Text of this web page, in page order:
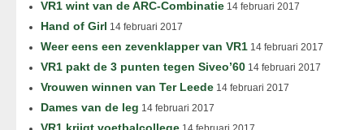
VR1 wint van de ARC-Combinatie 14 februari 2017
Hand of Girl 14 februari 2017
Weer eens een zevenklapper van VR1 14 februari 2017
VR1 pakt de 3 punten tegen Siveo’60 14 februari 2017
Vrouwen winnen van Ter Leede 14 februari 2017
Dames van de leg 14 februari 2017